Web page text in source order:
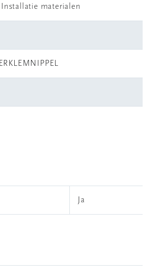
Installatie materialen
Ja